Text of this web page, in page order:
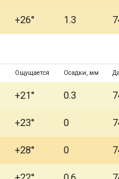
+26° 1.3
Ощущается Осадки, мм
+21° 0.3
+23° 0
+28° 0